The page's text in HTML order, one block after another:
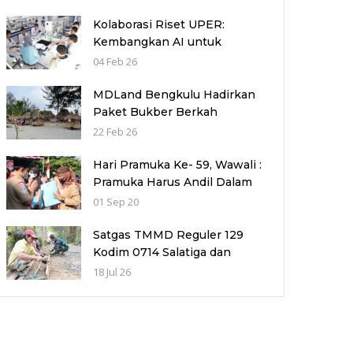
Kolaborasi Riset UPER:
Kembangkan AI untuk
Akselerasi Penemuan
Autoimun
04 Feb 26
MDLand Bengkulu Hadirkan
Paket Bukber Berkah
Ramadhan, Nikmati Sajian
Pemandangan Pantai
22 Feb 26
Hari Pramuka Ke- 59, Wawali :
Pramuka Harus Andil Dalam
Pembentukan Karakter
01 Sep 20
Satgas TMMD Reguler 129
Kodim 0714 Salatiga dan
Warga Perkuat Jalan Desa
18 Jul 26